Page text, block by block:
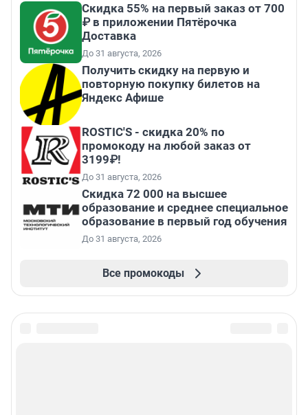
Скидка 55% на первый заказ от 700
₽ в приложении Пятёрочка
Доставка
До 31 августа, 2026
Получить скидку на первую и
повторную покупку билетов на
Яндекс Афише
ROSTIC'S - скидка 20% по
промокоду на любой заказ от
3199₽!
До 31 августа, 2026
Скидка 72 000 на высшее
образование и среднее специальное
образование в первый год обучения
До 31 августа, 2026
Все промокоды